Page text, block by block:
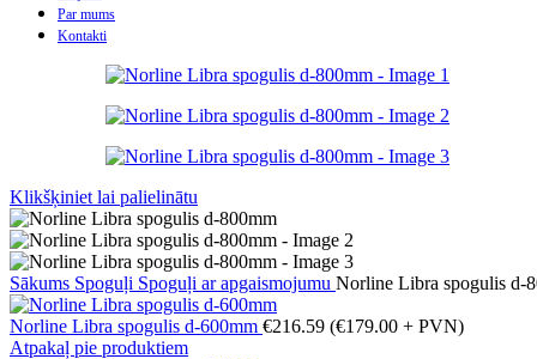
Par mums
Kontakti
Klikšķiniet lai palielinātu
Sākums Spoguļi Spoguļi ar apgaismojumu Norline Libra spogulis d-
Norline Libra spogulis d-600mm €216.59 (€179.00 + PVN)
Atpakaļ pie produktiem